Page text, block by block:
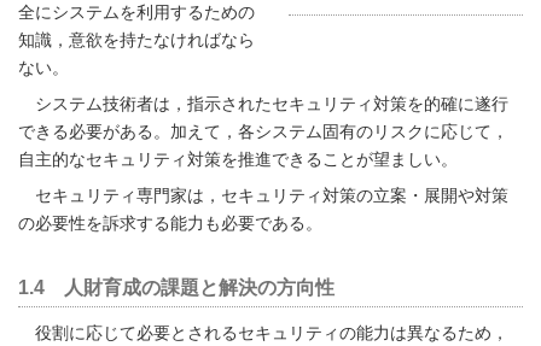
全にシステムを利用するための
知識，意欲を持たなければなら
ない。
システム技術者は，指示されたセキュリティ対策を的確に遂行
できる必要がある。加えて，各システム固有のリスクに応じて，
自主的なセキュリティ対策を推進できることが望ましい。
セキュリティ専門家は，セキュリティ対策の立案・展開や対策
の必要性を訴求する能力も必要である。
1.4 人財育成の課題と解決の方向性
役割に応じて必要とされるセキュリティの能力は異なるため，